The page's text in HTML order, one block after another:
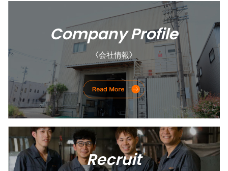
Company Profile
〈会社情報〉
Recruit